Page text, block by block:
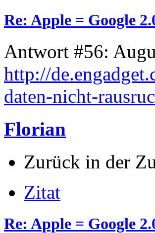
Re: Apple = Google
Antwort #56:
http://
daten-nicht-
Florian
Zurück in der
Zitat
Re: Apple = Google